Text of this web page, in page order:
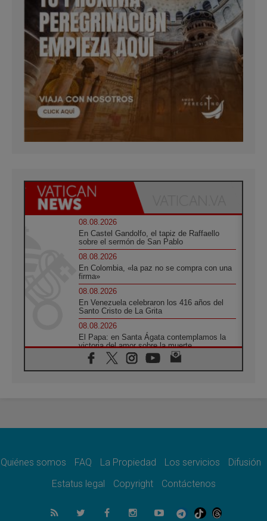
08.08.2026
En Castel Gandolfo, el tapiz de Raffaello
sobre el sermón de San Pablo
08.08.2026
En Colombia, «la paz no se compra con una
firma»
08.08.2026
En Venezuela celebraron los 416 años del
Santo Cristo de La Grita
08.08.2026
El Papa: en Santa Ágata contemplamos la
victoria del amor sobre la muerte
08.08.2026
León XIV visitará el Santuario de la Madre
07.08.2026
07.08.2026
el compromiso del cristiano"
La matanza de niños en Gaza no cesa: 300
muertos en 300 días
Quiénes somos FAQ La Propiedad Los servicios
Difusión
Estatus legal
Copyright Contáctenos